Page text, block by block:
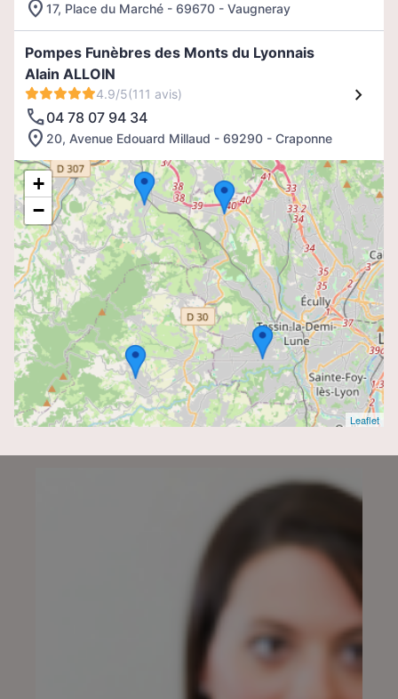
17, Place du Marché - 69670 - Vaugneray
Pompes Funèbres des Monts du Lyonnais
Alain ALLOIN
4.9/5(111 avis)
04 78 07 94 34
20, Avenue Edouard Millaud - 69290 - Craponne
+
−
Leaflet